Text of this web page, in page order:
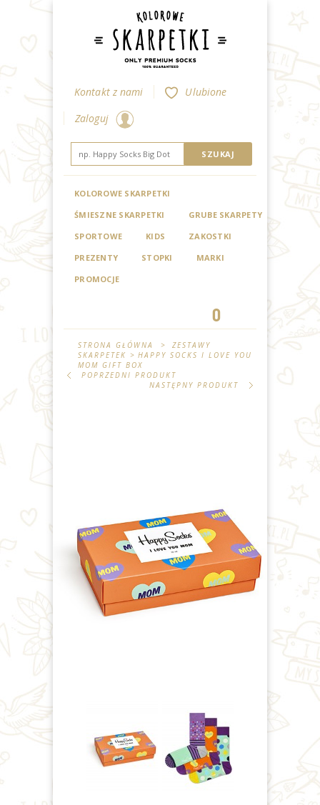
Kontakt z nami
Ulubione
Zaloguj
KOLOROWE SKARPETKI
ŚMIESZNE SKARPETKI
GRUBE SKARPETY
SPORTOWE
KIDS
ZAKOSTKI
PREZENTY
STOPKI
MARKI
PROMOCJE
0
STRONA GŁÓWNA >
ZESTAWY
SKARPETEK > HAPPY SOCKS I LOVE YOU
MOM GIFT BOX
POPRZEDNI PRODUKT
NASTĘPNY PRODUKT